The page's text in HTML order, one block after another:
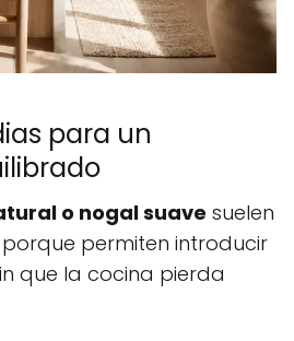
para un
o nogal suave suelen
permiten introducir
que la cocina pierda